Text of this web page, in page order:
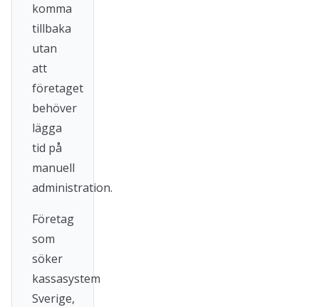
komma
tillbaka
utan
att
företaget
behöver
lägga
tid på
manuell
administration.
Företag
som
söker
kassasystem
Sverige,